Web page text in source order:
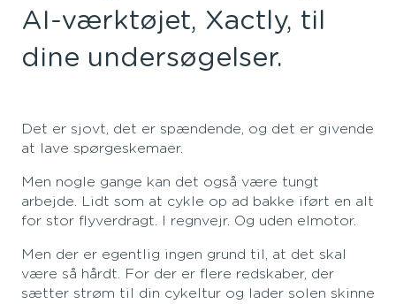
AI-værktøjet, Xactly, til
dine undersøgelser.
Det er sjovt, det er spændende, og det er givende
at lave spørgeskemaer.
Men nogle gange kan det også være tungt
arbejde. Lidt som at cykle op ad bakke iført en alt
for stor flyverdragt. I regnvejr. Og uden elmotor.
Men der er egentlig ingen grund til, at det skal
være så hårdt. For der er flere redskaber, der
sætter strøm til din cykeltur og lader solen skinne